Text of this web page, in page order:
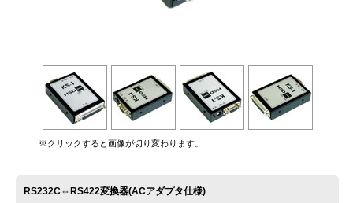
※クリックすると画像が切り変わります。
RS232C⇔RS422変換器(ACアダプタ仕様)